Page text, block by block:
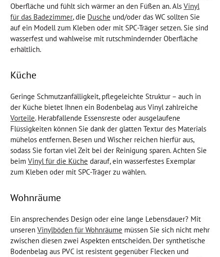
Oberfläche und fühlt sich wärmer an den Füßen an. Als Vinyl
für das Badezimmer, die Dusche und/oder das WC sollten Sie
auf ein Modell zum Kleben oder mit SPC-Träger setzen. Sie sind
wasserfest und wahlweise mit rutschmindernder Oberfläche
erhältlich.
Küche
Geringe Schmutzanfälligkeit, pflegeleichte Struktur – auch in
der Küche bietet Ihnen ein Bodenbelag aus Vinyl zahlreiche
Vorteile. Herabfallende Essensreste oder ausgelaufene
Flüssigkeiten können Sie dank der glatten Textur des Materials
mühelos entfernen. Besen und Wischer reichen hierfür aus,
sodass Sie fortan viel Zeit bei der Reinigung sparen. Achten Sie
beim Vinyl für die Küche darauf, ein wasserfestes Exemplar
zum Kleben oder mit SPC-Träger zu wählen.
Wohnräume
Ein ansprechendes Design oder eine lange Lebensdauer? Mit
unseren Vinylböden für Wohnräume müssen Sie sich nicht mehr
zwischen diesen zwei Aspekten entscheiden. Der synthetische
Bodenbelag aus PVC ist resistent gegenüber Flecken und